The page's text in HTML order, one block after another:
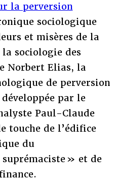
la perversion
sociologique
et misères de la
sociologie des
Norbert Elias, la
de perversion
par le
Paul-Claude
touche de l’édifice
du
» et de